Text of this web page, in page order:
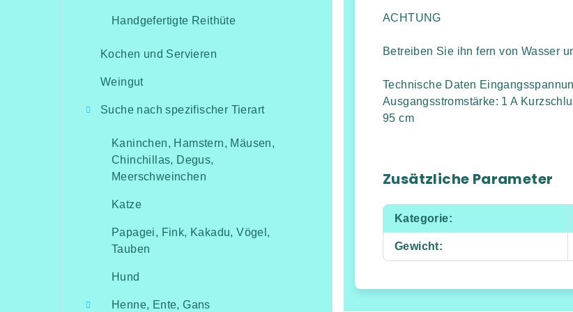
Handgefertigte Reithüte
Kochen und Servieren
Weingut
Suche nach spezifischer Tierart
Kaninchen, Hamstern, Mäusen,
Chinchillas, Degus,
Meerschweinchen
Katze
Papagei, Fink, Kakadu, Vögel,
Tauben
Hund
Henne, Ente, Gans
ACHTUNG
Betreiben Sie ihn fern von Wasser
Technische Daten
Ausgangsstromstärke: 1 A
95 cm
Zusätzliche Parameter
Kategorie:
Gewicht: